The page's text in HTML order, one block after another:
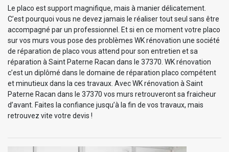
Le placo est support magnifique, mais à manier délicatement.
C’est pourquoi vous ne devez jamais le réaliser tout seul sans être
accompagné par un professionnel. Et si en ce moment votre placo
sur vos murs vous pose des problèmes WK rénovation une société
de réparation de placo vous attend pour son entretien et sa
réparation à Saint Paterne Racan dans le 37370. WK rénovation
c’est un diplômé dans le domaine de réparation placo compétent
et minutieux dans la ces travaux. Avec WK rénovation à Saint
Paterne Racan dans le 37370 vos murs retrouveront sa fraicheur
d’avant. Faites la confiance jusqu’à la fin de vos travaux, mais
retrouvez vite votre devis !